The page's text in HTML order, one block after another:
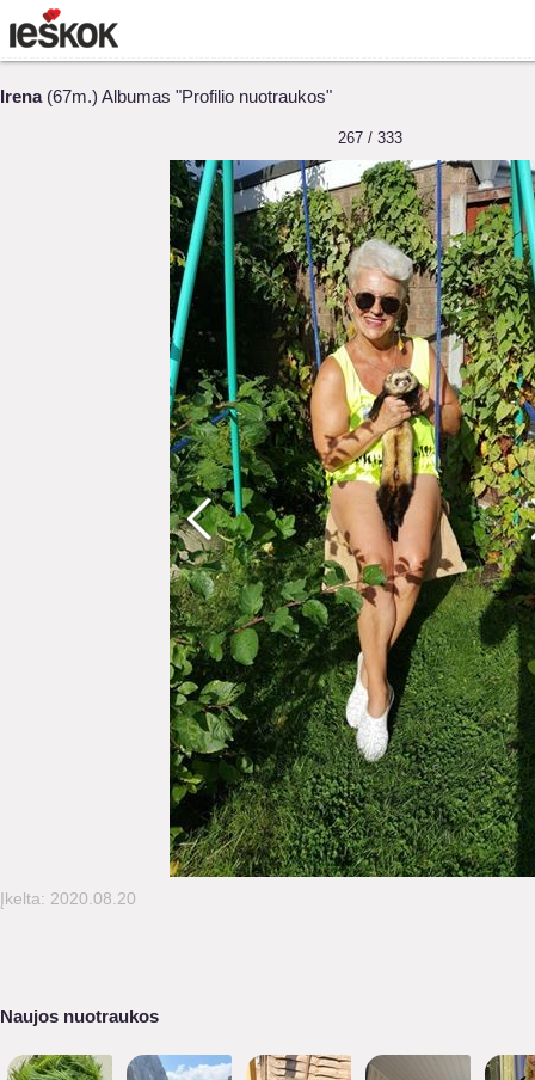
Irena(67m.) Albumas "Profilio nuotraukos"
267 / 333
Įkelta: 2020.08.20
Naujos nuotraukos